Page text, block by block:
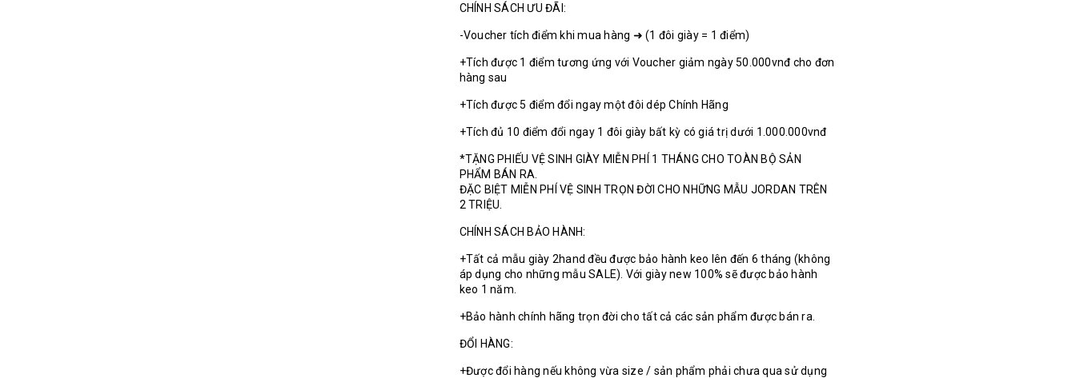
CHÍNH SÁCH ƯU ĐÃI:
-Voucher tích điểm khi mua hàng ➜ (1 đôi giày = 1 điểm)
+Tích được 1 điểm tương ứng với Voucher giảm ngày 50.000vnđ cho đơn
hàng sau
+Tích được 5 điểm đổi ngay một đôi dép Chính Hãng
+Tích đủ 10 điểm đổi ngay 1 đôi giày bất kỳ có giá trị dưới 1.000.000vnđ
*TẶNG PHIẾU VỆ SINH GIÀY MIỄN PHÍ 1 THÁNG CHO TOÀN BỘ SẢN
PHẨM BÁN RA.
ĐẶC BIỆT MIỄN PHÍ VỆ SINH TRỌN ĐỜI CHO NHỮNG MẪU JORDAN TRÊN
2 TRIỆU.
CHÍNH SÁCH BẢO HÀNH:
+Tất cả mẫu giày 2hand đều được bảo hành keo lên đến 6 tháng (không
áp dụng cho những mẫu SALE). Với giày new 100% sẽ được bảo hành
keo 1 năm.
+Bảo hành chính hãng trọn đời cho tất cả các sản phẩm được bán ra.
ĐỔI HÀNG:
+Được đổi hàng nếu không vừa size / sản phẩm phải chưa qua sử dụng